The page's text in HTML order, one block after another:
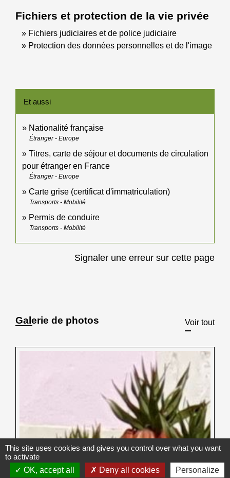
Fichiers et protection de la vie privée
Fichiers judiciaires et de police judiciaire
Protection des données personnelles et de l'image
Et aussi
Nationalité française
Étranger - Europe
Titres, carte de séjour et documents de circulation
pour étranger en France
Étranger - Europe
Carte grise (certificat d'immatriculation)
Transports - Mobilité
Permis de conduire
Transports - Mobilité
Signaler une erreur sur cette page
Galerie de photos Voir tout
This site uses cookies and gives you control over what you want
to activate
OK, accept all
Deny all cookies Personalize